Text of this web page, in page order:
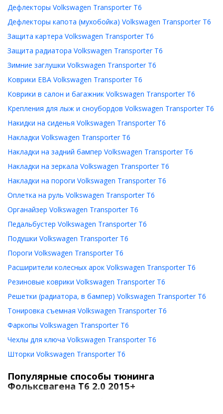
Дефлекторы Volkswagen Transporter T6
Дефлекторы капота (мухобойка) Volkswagen Transporter T6
Защита картера Volkswagen Transporter T6
Защита радиатора Volkswagen Transporter T6
Зимние заглушки Volkswagen Transporter T6
Коврики ЕВА Volkswagen Transporter T6
Коврики в салон и багажник Volkswagen Transporter T6
Крепления для лыж и сноубордов Volkswagen Transporter T6
Накидки на сиденья Volkswagen Transporter T6
Накладки Volkswagen Transporter T6
Накладки на задний бампер Volkswagen Transporter T6
Накладки на зеркала Volkswagen Transporter T6
Накладки на пороги Volkswagen Transporter T6
Оплетка на руль Volkswagen Transporter T6
Органайзер Volkswagen Transporter T6
Педальбустер Volkswagen Transporter T6
Подушки Volkswagen Transporter T6
Пороги Volkswagen Transporter T6
Расширители колесных арок Volkswagen Transporter T6
Резиновые коврики Volkswagen Transporter T6
Решетки (радиатора, в бампер) Volkswagen Transporter T6
Тонировка съемная Volkswagen Transporter T6
Фаркопы Volkswagen Transporter T6
Чехлы для ключа Volkswagen Transporter T6
Шторки Volkswagen Transporter T6
Популярные способы тюнинга
Фольксвагена T6 2.0 2015+